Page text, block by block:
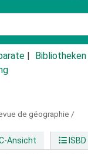
Bibliotheken
de géographie /
Ansicht ISBD